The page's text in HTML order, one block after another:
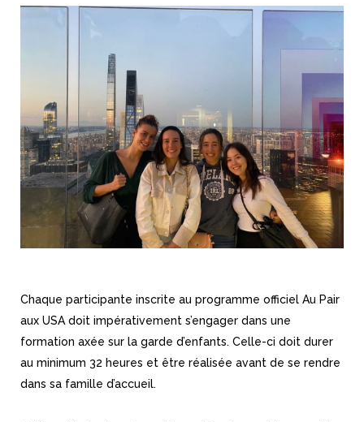
Chaque participante inscrite au programme officiel Au Pair
aux USA doit impérativement s’engager dans une
formation axée sur la garde d’enfants. Celle-ci doit durer
au minimum 32 heures et être réalisée avant de se rendre
dans sa famille d’accueil.